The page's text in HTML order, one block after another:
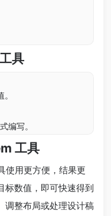
具
编写。
工具
使用更方便，结果更
标数值，即可快速得到
调整布局或处理设计稿